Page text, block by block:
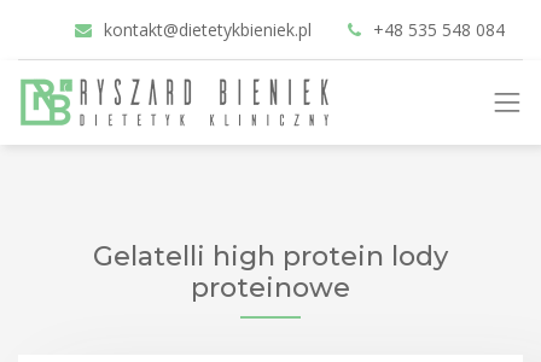
kontakt@dietetykbieniek.pl +48 535 548 084
Gelatelli high protein lody
proteinowe